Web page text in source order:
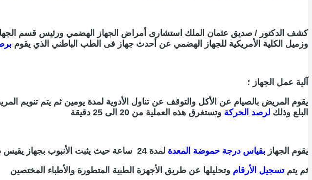
كشف الدكتور / صديق عثمان الملك استشارى أمراض الجهاز الهضمي ورئيس قسم الجهاز
وزميل الكلية الأمريكية للجهاز الهضمي عن أحدث جهاز فى الطب الباطني الذي يقوم
آلية عمل الجهاز :
يقوم المريض بالصيام عن الأكل والتوقف عن تناول الأدوية لمدة يومين ثم يتم تنويم
البلع وذلك لرصد الحركة وتستغرق هذه العملية من 20 الى 25 دقيقة
يقوم الجهاز بقياس درجة حموضة المعدة لمدة 24 ساعة حيث يثبت الأنبوب بجهاز يقيس درجة الحموضة
ثم يتم تسجيل الأرقام وتحليلها عن طريق الأجهزة الطبية المتطورة والأطباء المختصين